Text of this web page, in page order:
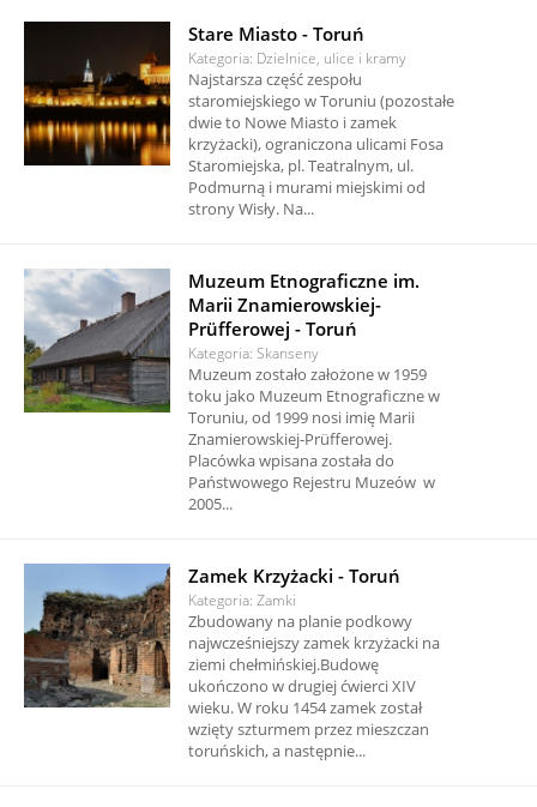
Stare Miasto - Toruń
Kategoria: Dzielnice, ulice i kramy
Najstarsza część zespołu
staromiejskiego w Toruniu (pozostałe
dwie to Nowe Miasto i zamek
krzyżacki), ograniczona ulicami Fosa
Staromiejska, pl. Teatralnym, ul.
Podmurną i murami miejskimi od
strony Wisły. Na...
Muzeum Etnograficzne im.
Marii Znamierowskiej-
Prüfferowej - Toruń
Kategoria: Skanseny
Muzeum zostało założone w 1959
toku jako Muzeum Etnograficzne w
Toruniu, od 1999 nosi imię Marii
Znamierowskiej-Prüfferowej.
Placówka wpisana została do
Państwowego Rejestru Muzeów w
2005...
Zamek Krzyżacki - Toruń
Kategoria: Zamki
Zbudowany na planie podkowy
najwcześniejszy zamek krzyżacki na
ziemi chełmińskiej.Budowę
ukończono w drugiej ćwierci XIV
wieku. W roku 1454 zamek został
wzięty szturmem przez mieszczan
toruńskich, a następnie...